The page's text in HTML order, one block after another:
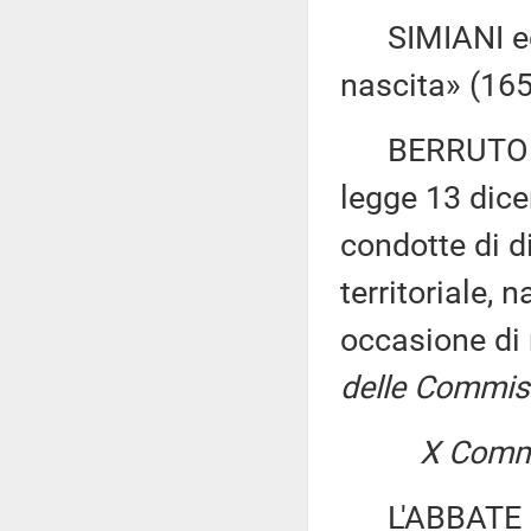
SIMIANI
nascita»
BERRUTO
legge 13
condotte di
territoriale,
occasione
delle
X
L'ABBATE